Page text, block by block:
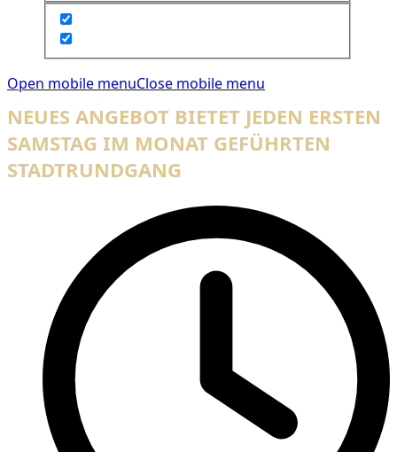
Open mobile menuClose mobile menu
NEUES ANGEBOT BIETET JEDEN ERSTEN
SAMSTAG IM MONAT GEFÜHRTEN
STADTRUNDGANG